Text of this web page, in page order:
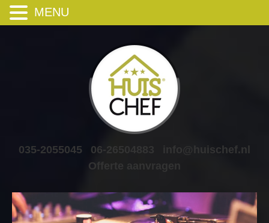
035-2055045 06-26504883
info@huischef.nl
Offerte aanvragen
MENU